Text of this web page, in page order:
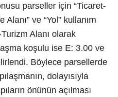
parseller için “Ticaret-
Alanı” ve “Yol” kullanım
Alanı olarak
koşulu ise E: 3.00 ve
Böylece parsellerde
dolayısıyla
önünün açılması